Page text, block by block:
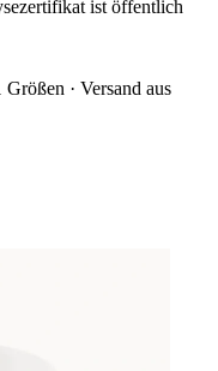
ist öffentlich
· Versand aus